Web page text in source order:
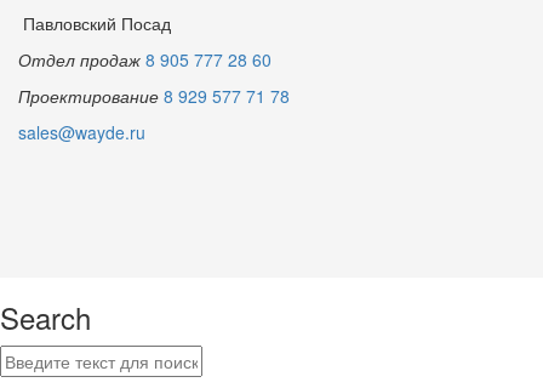
Павловский Посад
Отдел продаж 8 905 777 28 60
Проектирование 8 929 577 71 78
sales@wayde.ru
Search